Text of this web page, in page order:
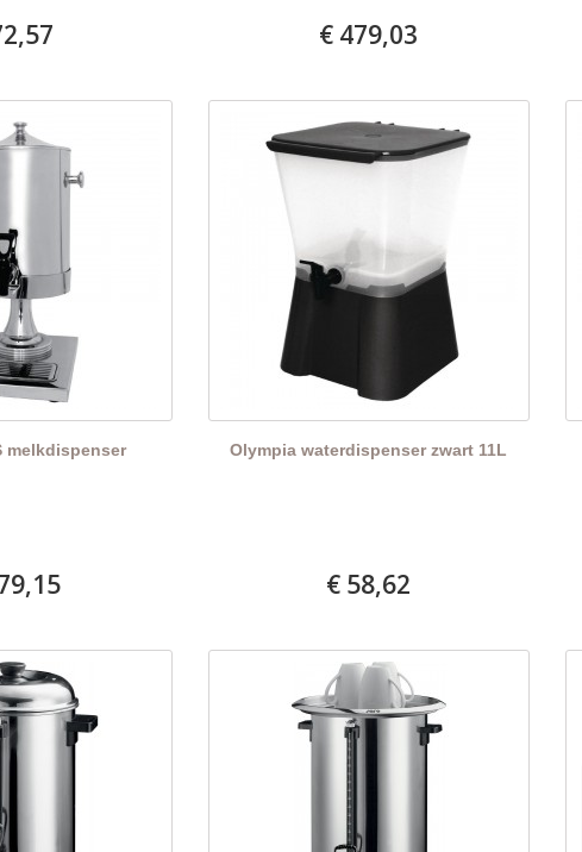
€ 479,03
melkdispenser Olympia waterdispenser zwart 11L
€ 58,62